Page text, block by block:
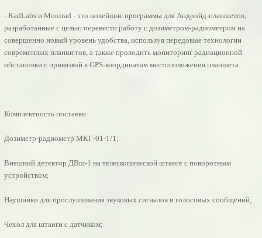
- RadLabs и Monirad - это новейшие программы для Андройд-планшетов,
разработанные с целью перевести работу с дозиметром-радиометром на
совершенно новый уровень удобства, используя передовые технологии
современных планшетов, а также проводить мониторинг радиационной
обстановки с привязкой к GPS-координатам местоположения планшета.
Комплектность поставки
Дозиметр-радиометр МКГ-01-1/1;
Внешний детектор ДВш-1 на телескопической штанге с поворотным
устройством;
Наушники для прослушивания звуковых сигналов и голосовых сообщений;
Чехол для штанги с датчиком;